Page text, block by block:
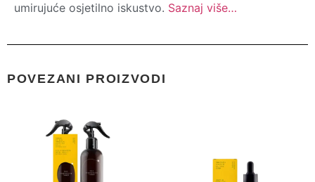
umirujuće osjetilno iskustvo. Saznaj više…
POVEZANI PROIZVODI